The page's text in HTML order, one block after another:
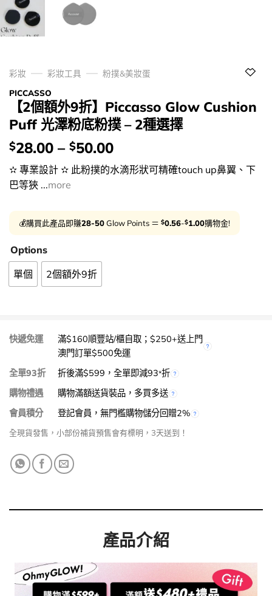
彩妝 彩妝工具
粉撲&美妝蛋
PICCASSO
【2個額外9折】Piccasso Glow Cushion
Puff 光澤粉底粉撲 – 2種選擇
價
錢：
$28.00 – $50.00
✫ 專業設計 ✫ 此粉撲的水滴形狀可精確touch up鼻翼、下
巴等狹 ...more
💰購買此產品即賺28-50Glow Points ＝ $0.56-$1.00購物金!
Options
單個 2個額外9折
快遞免運
滿$160順豐站/櫃自取；$250+送上門
澳門訂單$500免運
全單93折
折後滿$599，全單即減93*折
購物禮遇
購物滿額送貨裝品，多買多送
會員積分
登記會員，無門檻購物儲分回贈2%
全現貨發售，小部份補貨預售會有標明，3天送到！
產品介紹